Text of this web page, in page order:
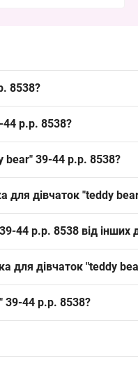
8538?
р.р. 8538?
bear" 39-44 р.р. 8538?
для дівчаток "teddy
44 р.р. 8538 від
на сезон.
для дівчаток "teddy
39-44 р.р. 8538?